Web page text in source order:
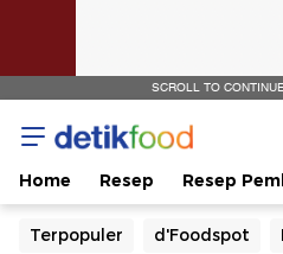
SCROLL TO
Home Resep Resep
Terpopuler d'Foodspot